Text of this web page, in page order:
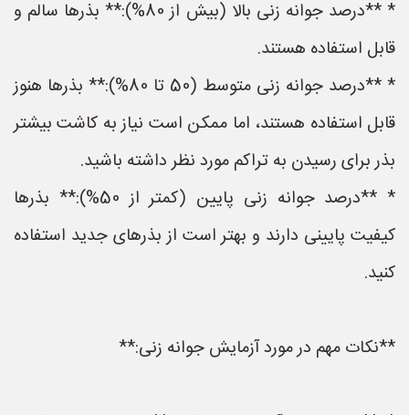
* **درصد جوانه زنی بالا (بیش از 80%):** بذرها سالم و
قابل استفاده هستند.
* **درصد جوانه زنی متوسط (50 تا 80%):** بذرها هنوز
قابل استفاده هستند، اما ممکن است نیاز به کاشت بیشتر
بذر برای رسیدن به تراکم مورد نظر داشته باشید.
* **درصد جوانه زنی پایین (کمتر از 50%):** بذرها
کیفیت پایینی دارند و بهتر است از بذرهای جدید استفاده
کنید.
**نکات مهم در مورد آزمایش جوانه زنی:**